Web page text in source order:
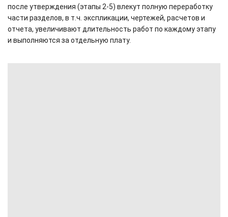
после утверждения (этапы 2-5) влекут полную переработку
части разделов, в т.ч. экспликации, чертежей, расчетов и
отчета, увеличивают длительность работ по каждому этапу
и выполняются за отдельную плату.